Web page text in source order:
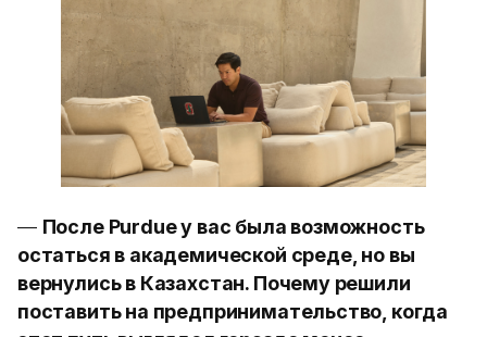
— После Purdue у вас была возможность
остаться в академической среде, но вы
вернулись в Казахстан. Почему решили
поставить на предпринимательство, когда